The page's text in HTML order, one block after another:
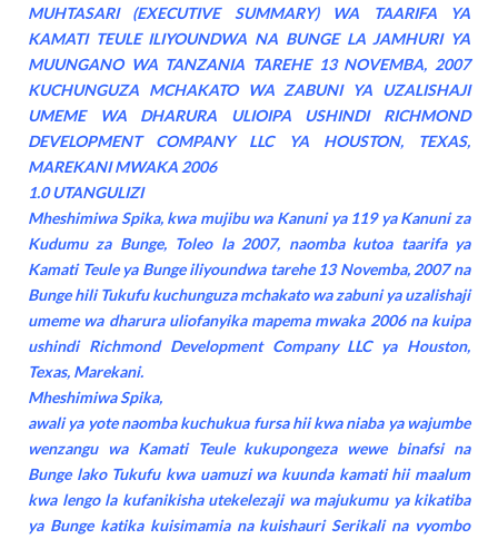
MUHTASARI (EXECUTIVE SUMMARY) WA TAARIFA YA
KAMATI TEULE ILIYOUNDWA NA BUNGE LA JAMHURI YA
MUUNGANO WA TANZANIA TAREHE 13 NOVEMBA, 2007
KUCHUNGUZA MCHAKATO WA ZABUNI YA UZALISHAJI
UMEME WA DHARURA ULIOIPA USHINDI RICHMOND
DEVELOPMENT COMPANY LLC YA HOUSTON, TEXAS,
MAREKANI MWAKA 2006
1.0 UTANGULIZI
Mheshimiwa Spika, kwa mujibu wa Kanuni ya 119 ya Kanuni za
Kudumu za Bunge, Toleo la 2007, naomba kutoa taarifa ya
Kamati Teule ya Bunge iliyoundwa tarehe 13 Novemba, 2007 na
Bunge hili Tukufu kuchunguza mchakato wa zabuni ya uzalishaji
umeme wa dharura uliofanyika mapema mwaka 2006 na kuipa
ushindi Richmond Development Company LLC ya Houston,
Texas, Marekani.
Mheshimiwa Spika,
awali ya yote naomba kuchukua fursa hii kwa niaba ya wajumbe
wenzangu wa Kamati Teule kukupongeza wewe binafsi na
Bunge lako Tukufu kwa uamuzi wa kuunda kamati hii maalum
kwa lengo la kufanikisha utekelezaji wa majukumu ya kikatiba
ya Bunge katika kuisimamia na kuishauri Serikali na vyombo